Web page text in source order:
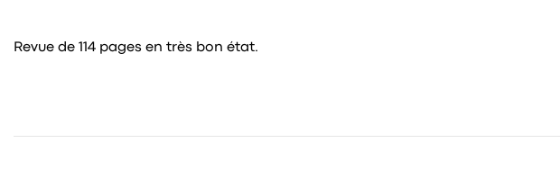
Revue de 114 pages en très bon état.